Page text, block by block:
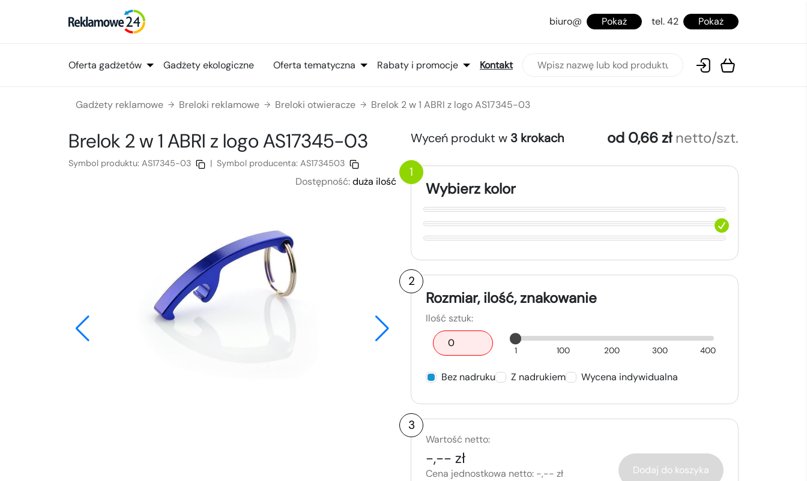
biuro@ Pokaż tel. 42 Pokaż
Oferta gadżetów Gadżety ekologiczne Oferta tematyczna Rabaty i promocje Kontakt
Gadżety reklamowe → Breloki reklamowe → Breloki otwieracze → Brelok 2 w 1 ABRI z logo AS17345-03
Brelok 2 w 1 ABRI z logoAS17345-03
Symbol produktu: AS17345-03 | Symbol producenta: AS1734503
Dostępność:duża ilość
Wyceń produkt w 3 krokach od 0,66 zł netto/szt.
1
Wybierz kolor
2
Rozmiar, ilość, znakowanie
Ilość sztuk:
1 100 200 300 400
Bez nadruku Z nadrukiem Wycena indywidualna
3
Wartość netto:
-,-- zł
Cena jednostkowa netto: -,-- zł Dodaj do koszyka